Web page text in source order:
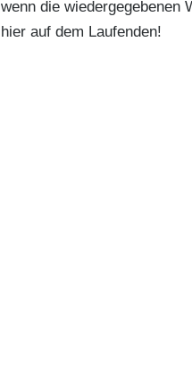
wenn die wiedergegebenen
hier auf dem Laufenden!